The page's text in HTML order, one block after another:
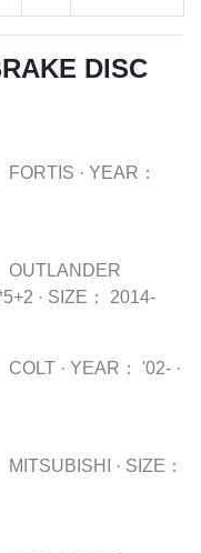
DISC
FORTIS · YEAR：
OUTLANDER
· SIZE： 2014-
COLT · YEAR： '02- ·
MITSUBISHI · SIZE：